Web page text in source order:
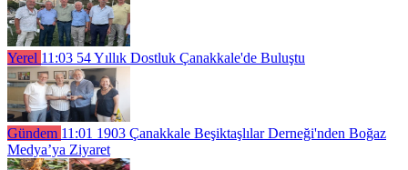
Yerel 11:03 54 Yıllık Dostluk Çanakkale'de Buluştu
Gündem 11:01 1903 Çanakkale Beşiktaşlılar Derneği'nden Boğaz
Medya’ya Ziyaret